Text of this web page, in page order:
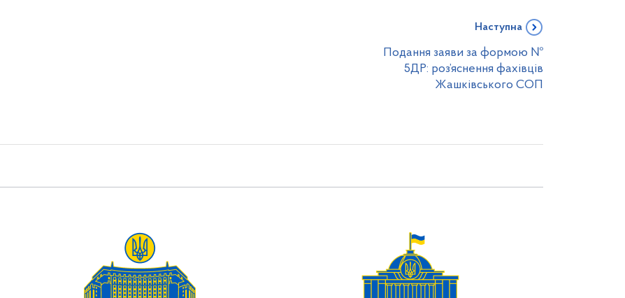
Наступна
Подання заяви за формою №
5ДР: роз’яснення фахівців
Жашківського СОП